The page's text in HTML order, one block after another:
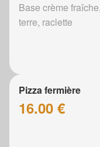
Base crème
terre, raclette
Pizza fermière
16.00 €